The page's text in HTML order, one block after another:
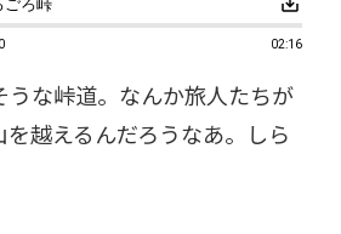
ごろ峠
02:16
うな峠道。なんか旅人たちが
を越えるんだろうなあ。しら